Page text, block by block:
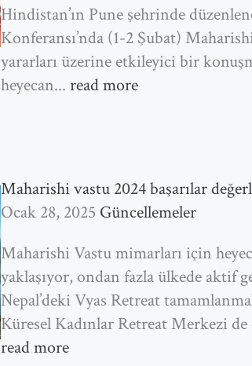
Hindistan’ın Pune şehrinde
Konferansı’nda (1-2 Şubat)
yararları üzerine etkileyici bir
heyecan...read more
Maharishi vastu 2024 başarılar
Ocak 28, 2025 Güncellemeler
Maharishi Vastu mimarları için
yaklaşıyor, ondan fazla ülkede aktif
Nepal’deki Vyas Retreat
Küresel Kadınlar Retreat Merkezi de
read more